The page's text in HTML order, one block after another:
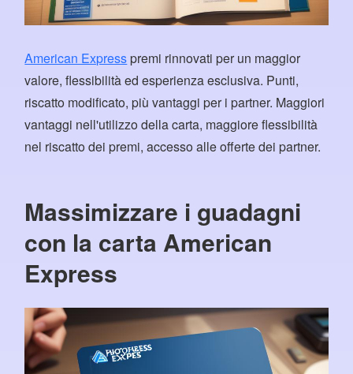
American Expresspremi rinnovati per un maggior
valore, flessibilità ed esperienza esclusiva. Punti,
riscatto modificato, più vantaggi per i partner. Maggiori
vantaggi nell'utilizzo della carta, maggiore flessibilità
nel riscatto dei premi, accesso alle offerte dei partner.
Massimizzare i guadagni
con la carta American
Express